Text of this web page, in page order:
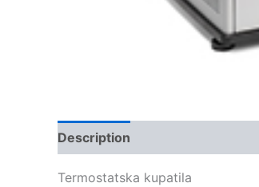
Description
Termostatska kupatila